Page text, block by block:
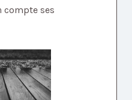
compte ses